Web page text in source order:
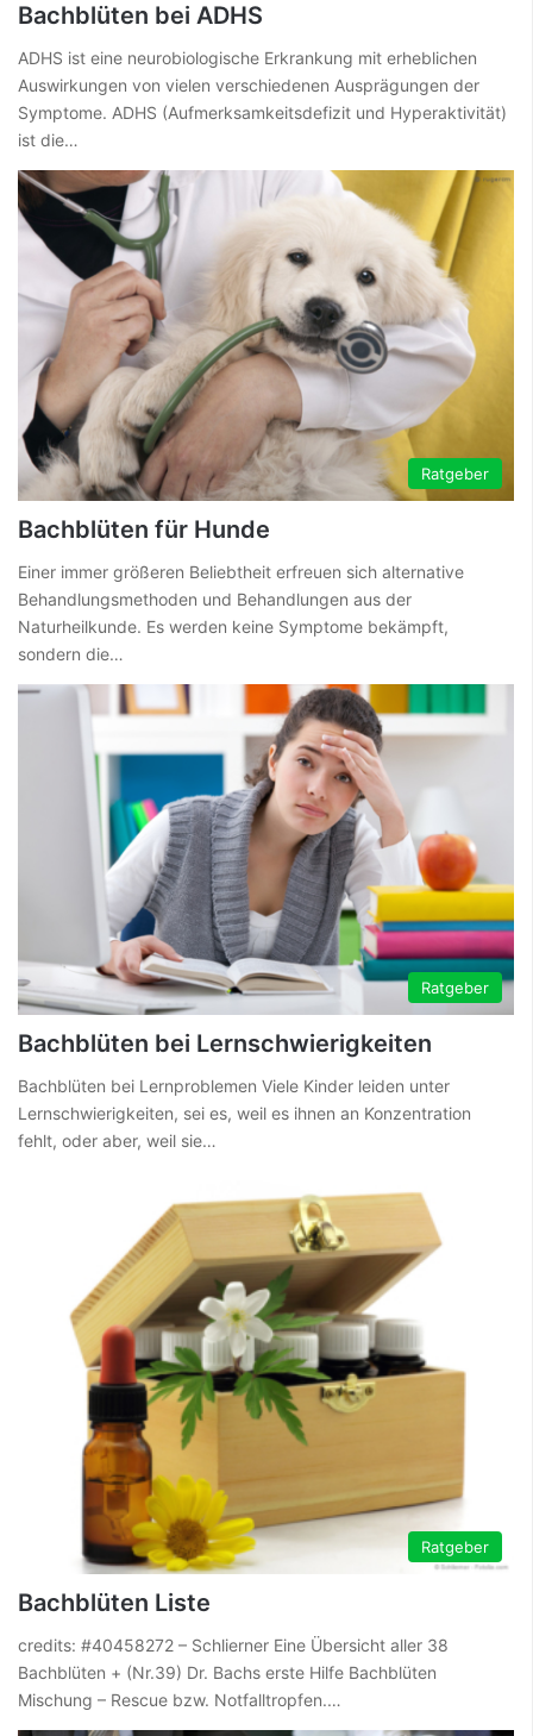
Bachblüten bei ADHS
ADHS ist eine neurobiologische Erkrankung mit erheblichen
Auswirkungen von vielen verschiedenen Ausprägungen der
Symptome. ADHS (Aufmerksamkeitsdefizit und Hyperaktivität)
ist die…
Ratgeber
Bachblüten für Hunde
Einer immer größeren Beliebtheit erfreuen sich alternative
Behandlungsmethoden und Behandlungen aus der
Naturheilkunde. Es werden keine Symptome bekämpft,
sondern die…
Ratgeber
Bachblüten bei Lernschwierigkeiten
Bachblüten bei Lernproblemen Viele Kinder leiden unter
Lernschwierigkeiten, sei es, weil es ihnen an Konzentration
fehlt, oder aber, weil sie…
Ratgeber
Bachblüten Liste
credits: #40458272 – Schlierner Eine Übersicht aller 38
Bachblüten + (Nr.39) Dr. Bachs erste Hilfe Bachblüten
Mischung – Rescue bzw. Notfalltropfen.…